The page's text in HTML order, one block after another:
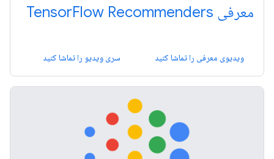
معرفی TensorFlow Recommenders
ویدیوی معرفی را تماشا کنید سری ویدیو را تماشا کنید